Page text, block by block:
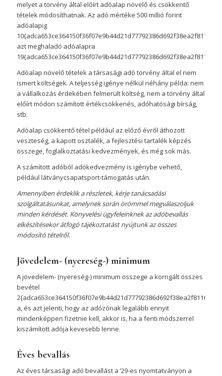
melyet a törvény által előírt adóalap növelő és csökkentő
tételek módosíthatnak. Az adó mértéke 500 millió forint
adóalapig
azt meghaladó adóalapra
Adóalap növelő tételek a társasági adó törvény által el nem
ismert költségek. A teljesség igénye nélkül néhány példa: nem
a vállalkozás érdekében felmerült költség, nem a törvény által
előírt módon számított értékcsökkenés, adóhatósági bírság,
stb.
Adóalap csökkentő tétel például az előző évről áthozott
veszteség, a kapott osztalék, a fejlesztési tartalék képzés
összege, foglalkoztatási kedvezmények, és még sok más.
A számított adóból adókedvezmény is igénybe vehető,
például látványcsapatsport-támogatás után.
Amennyiben érdeklik a részletek, kérje tanácsadási
szolgáltatásunkat, amelynek során örömmel megválaszoljuk
minden kérdését. Könyvelési ügyfeleinknek az adóbevallás
elkészítésekor átfogó tájékoztatást nyújtunk az összes
módosító tételről.
Jövedelem- (nyereség-) minimum
A jövedelem- (nyereség-) minimum összege a korrigált összes
bevétel
a, és azt jelenti, hogy az adózónak legalább ennyit
mindenképpen fizetnie kell, akkor is, ha a fenti módszerrel
kiszámított adója kevesebb lenne.
Éves bevallás
Az éves társasági adó bevallást a ’29-es nyomtatványon a